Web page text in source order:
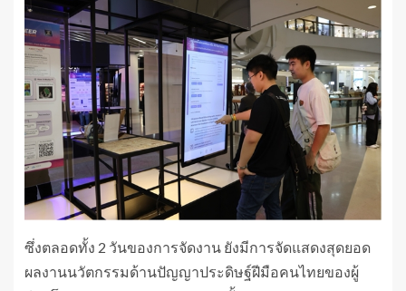
ซึ่งตลอดทั้ง 2 วันของการจัดงาน ยังมีการจัดแสดงสุดยอด
ผลงานนวัตกรรมด้านปัญญาประดิษฐ์ฝีมือคนไทยของผู้